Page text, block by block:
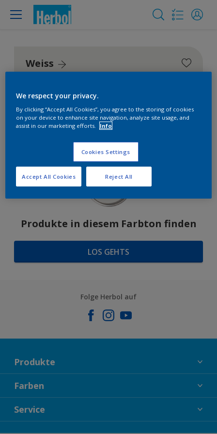
Weiss
Produkte in diesem Farbton finden
LOS GEHTS
Folge Herbol auf
Produkte
FASSADENFARBEN
INNENFARBEN
LACKE
Farben
KOLLEKTIONEN
FARBTRENDS
Service
We respect your privacy.
By clicking “Accept All Cookies”, you agree to the storing of cookies
on your device to enhance site navigation, analyze site usage, and
assist in our marketing efforts.
Info
Cookies Settings
Reject All
Accept All Cookies